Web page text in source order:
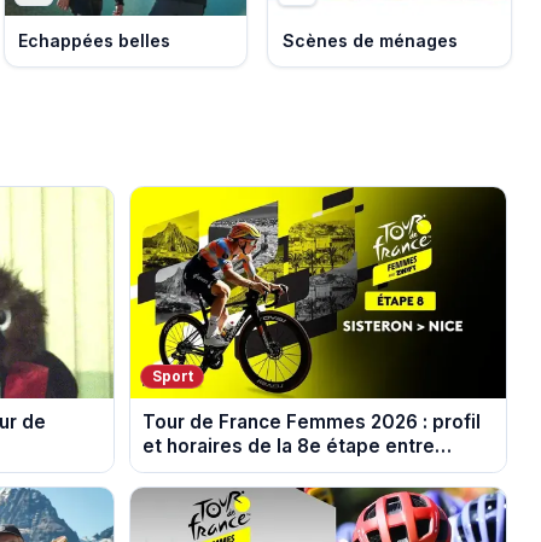
Echappées belles Scènes de ménages
de
Sport
Tour de France Femmes 2026 : profil
et horaires de la 8e étape entre
Sisteron et Nice